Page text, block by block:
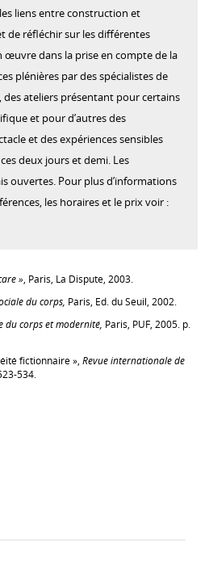
liens entre construction et
de réfléchir sur les différentes
œuvre dans la prise en compte de la
plénières par des spécialistes de
ateliers présentant pour certains
et pour d’autres des
et des expériences sensibles
deux jours et demi. Les
ouvertes. Pour plus d’informations
les horaires et le prix voir :
», Paris, La Dispute, 2003.
du corps, Paris, Ed. du Seuil, 2002.
du corps et modernité, Paris, PUF, 2005. p.
fictionnaire », Revue internationale de
534.